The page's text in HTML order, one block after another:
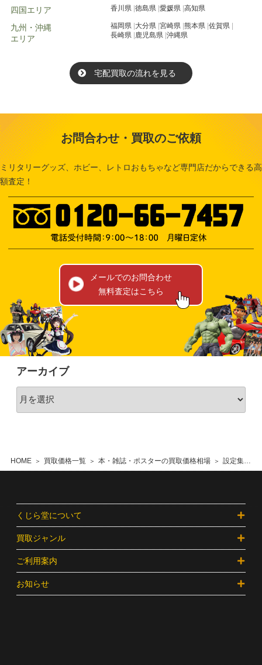
HOME 買取価格一覧 本・雑誌・ポスターの買取価格相場 設定集・資料の買取価格相場
四国エリア 香川県 徳島県 愛媛県 高知県
九州・沖縄
エリア
福岡県 大分県 宮崎県 熊本県 佐賀県
長崎県 鹿児島県 沖縄県
宅配買取の流れを見る
お問合わせ・買取のご依頼
ミリタリーグッズ、ホビー、レトロおもちゃなど専門店だからできる高
額査定！
メールでのお問合わせ
無料査定はこちら
アーカイブ
くじら堂について
買取ジャンル
ご利用案内
お知らせ